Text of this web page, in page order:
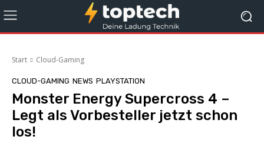
Start Cloud-Gaming
CLOUD-GAMING NEWS PLAYSTATION
Monster Energy Supercross 4 –
Legt als Vorbesteller jetzt schon
los!